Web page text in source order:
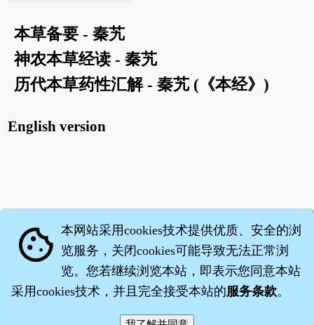
本草备要 - 秦艽
神农本草经读 - 秦艽
历代本草药性汇解 - 秦艽 (《本经》)
English version
cookie 本网站采用cookies技术提供优质、安全的浏
览服务，关闭cookies可能导致无法正常浏
览。您若继续浏览本站，即表示您同意本站
采用cookies技术，并且完全接受本站的服务条款。